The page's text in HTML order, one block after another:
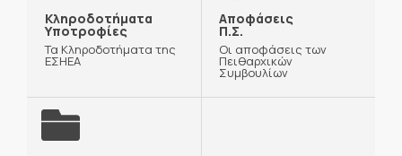
Κληροδοτήματα
Υποτροφίες
Τα Κληροδοτήματα της
ΕΣΗΕΑ
Αποφάσεις
Π.Σ.
Οι αποφάσεις των
Πειθαρχικών
Συμβουλίων